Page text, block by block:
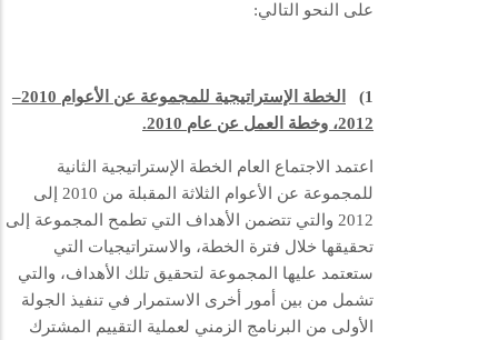
على النحو التالي:
1)
الخطة الإستراتيجية للمجموعة عن الأعوام 2010–
2012، وخطة العمل عن عام 2010.
اعتمد الاجتماع العام الخطة الإستراتيجية الثانية
للمجموعة عن الأعوام الثلاثة المقبلة من 2010 إلى
2012 والتي تتضمن الأهداف التي تطمح المجموعة إلى
تحقيقها خلال فترة الخطة، والاستراتيجيات التي
ستعتمد عليها المجموعة لتحقيق تلك الأهداف، والتي
تشمل من بين أمور أخرى الاستمرار في تنفيذ الجولة
الأولى من البرنامج الزمني لعملية التقييم المشترك